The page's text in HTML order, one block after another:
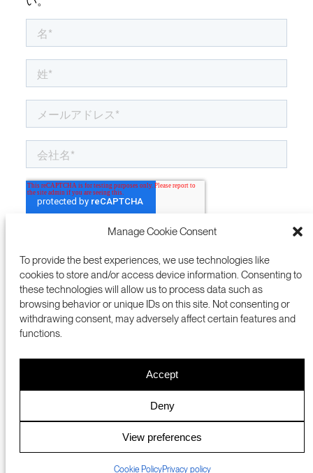
Manage Cookie Consent
To provide the best experiences, we use technologies like
cookies to store and/or access device information. Consenting to
these technologies will allow us to process data such as
browsing behavior or unique IDs on this site. Not consenting or
withdrawing consent, may adversely affect certain features and
functions.
Accept
Deny
View preferences
Cookie PolicyPrivacy policy
プレスルーム
NSIC
ENGLISH 英語
PRIVACY POLICY
COOKIES
© 2023 SRI INTERNATIONAL